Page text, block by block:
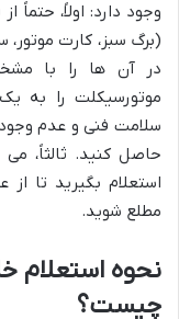
وجود دارد: اولاً،
(برگ سبز، کارت
در آن ها را با
موتورسیکلت را به
سلامت فنی و عدم
استعلام بگیرید تا
مطلع شوید.
نحوه استعلام
چیست؟